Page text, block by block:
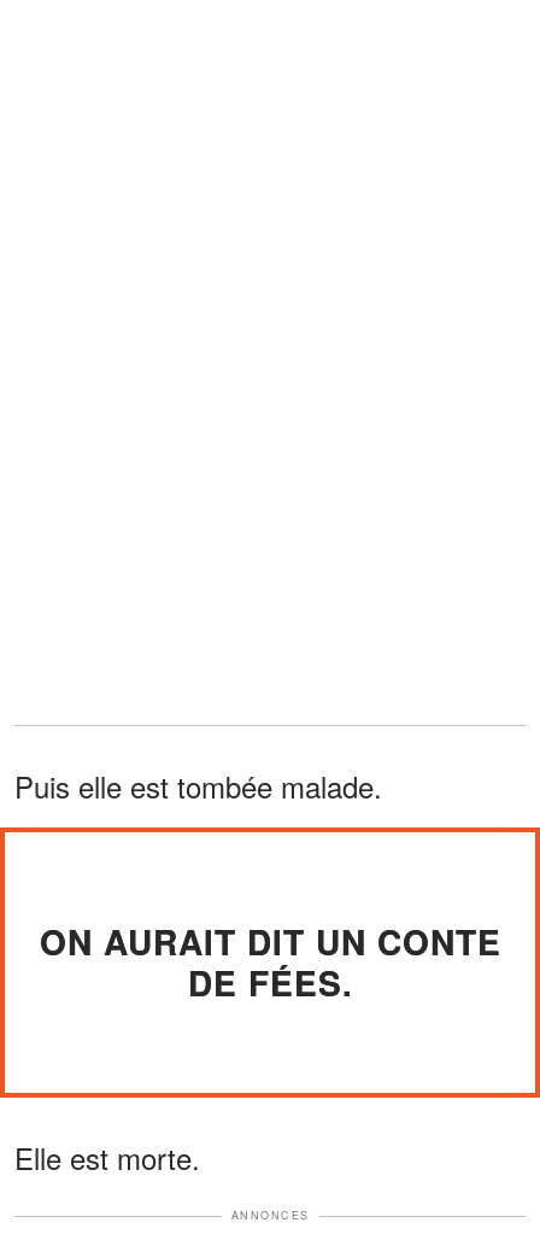
Puis elle est tombée malade.
ON AURAIT DIT UN CONTE
DE FÉES.
Elle est morte.
ANNONCES